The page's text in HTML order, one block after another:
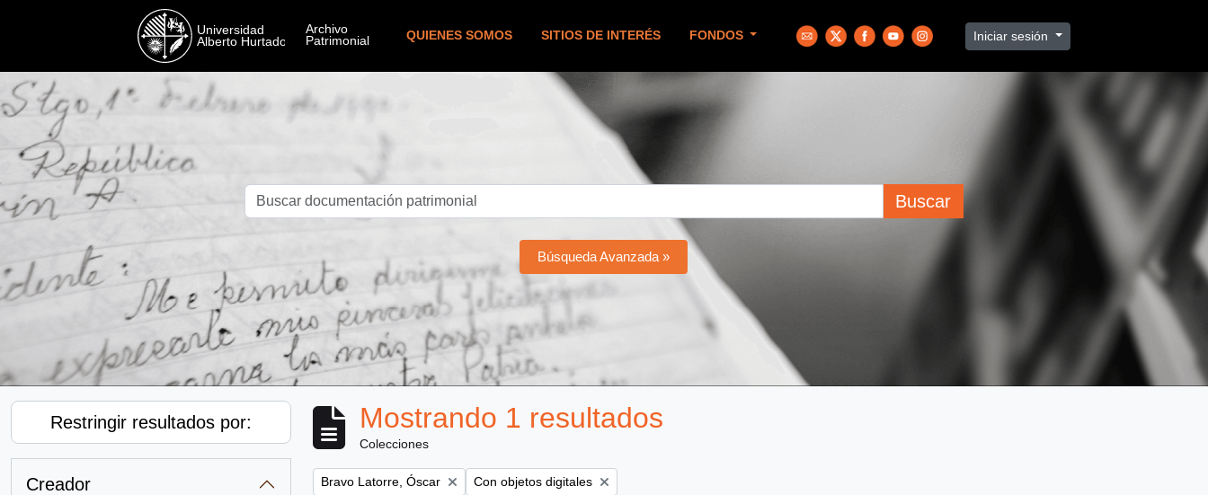
QUIENES SOMOS SITIOS DE INTERÉS FONDOS Iniciar sesión
Buscar
Búsqueda Avanzada »
Restringir resultados por:
Creador
Mostrando 1 resultados
Colecciones
Remove filter:
Bravo Latorre, Óscar Remove filter:
Con objetos digitales